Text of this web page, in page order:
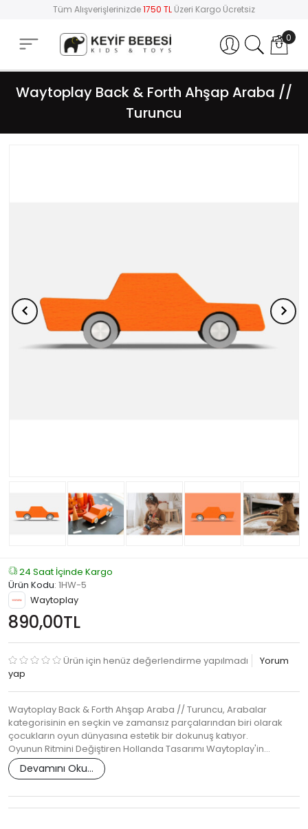
Tüm Alışverişlerinizde1750 TL Üzeri Kargo Ücretsiz
Hesabım 0
Waytoplay Back & Forth Ahşap Araba //
Turuncu
24 Saat İçinde Kargo
Ürün Kodu: 1HW-5
Waytoplay
890,00TL
Ürün için henüz değerlendirme yapılmadı
Yorum
yap
Waytoplay Back & Forth Ahşap Araba // Turuncu, Arabalar
kategorisinin en seçkin ve zamansız parçalarından biri olarak
çocukların oyun dünyasına estetik bir dokunuş katıyor.
Oyunun Ritmini Değiştiren Hollanda Tasarımı Waytoplay'in…
Devamını Oku...